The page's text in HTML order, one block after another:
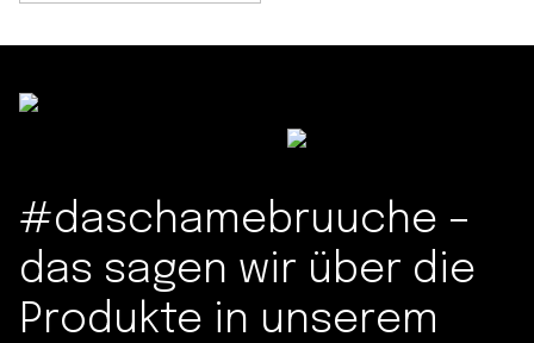
#daschamebruuche –
das sagen wir über die
Produkte in unserem